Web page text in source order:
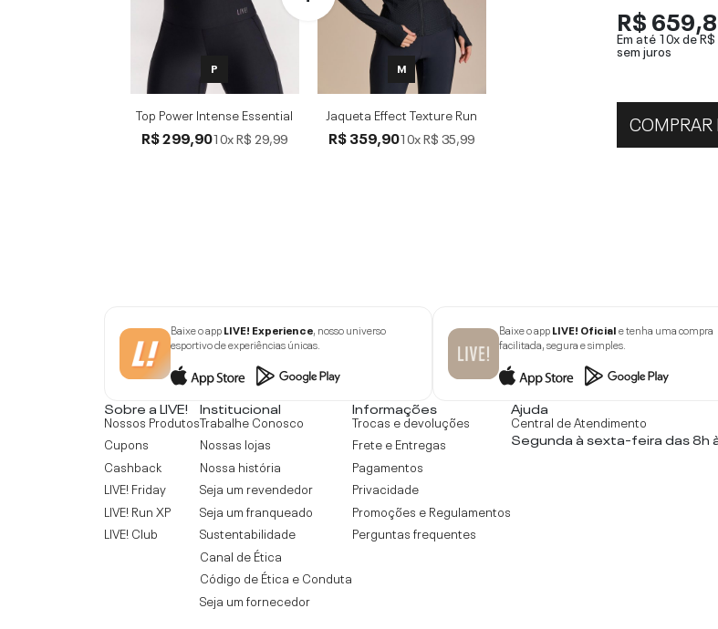
P
Top Power Intense Essential
R$ 299,9010xR$ 29,99
M
Jaqueta Effect Texture Run
R$ 359,9010xR$ 35,99
R$
Em até 10x de
sem juros
COMPRAR
Baixe o appLIVE! Experience, nosso universo
esportivo de experiências únicas.
Baixe o appLIVE! Oficiale tenha uma compra
facilitada, segura e simples.
Sobre a LIVE!
Nossos Produtos
Cupons
Cashback
LIVE! Friday
LIVE! Run XP
LIVE! Club
Institucional
Trabalhe Conosco
Nossas lojas
Nossa história
Seja um revendedor
Seja um franqueado
Sustentabilidade
Canal de Ética
Código de Ética e Conduta
Seja um fornecedor
Informações
Trocas e devoluções
Frete e Entregas
Pagamentos
Privacidade
Promoções e Regulamentos
Perguntas frequentes
Ajuda
Central de Atendimento
Segunda à sexta-feira das 8h